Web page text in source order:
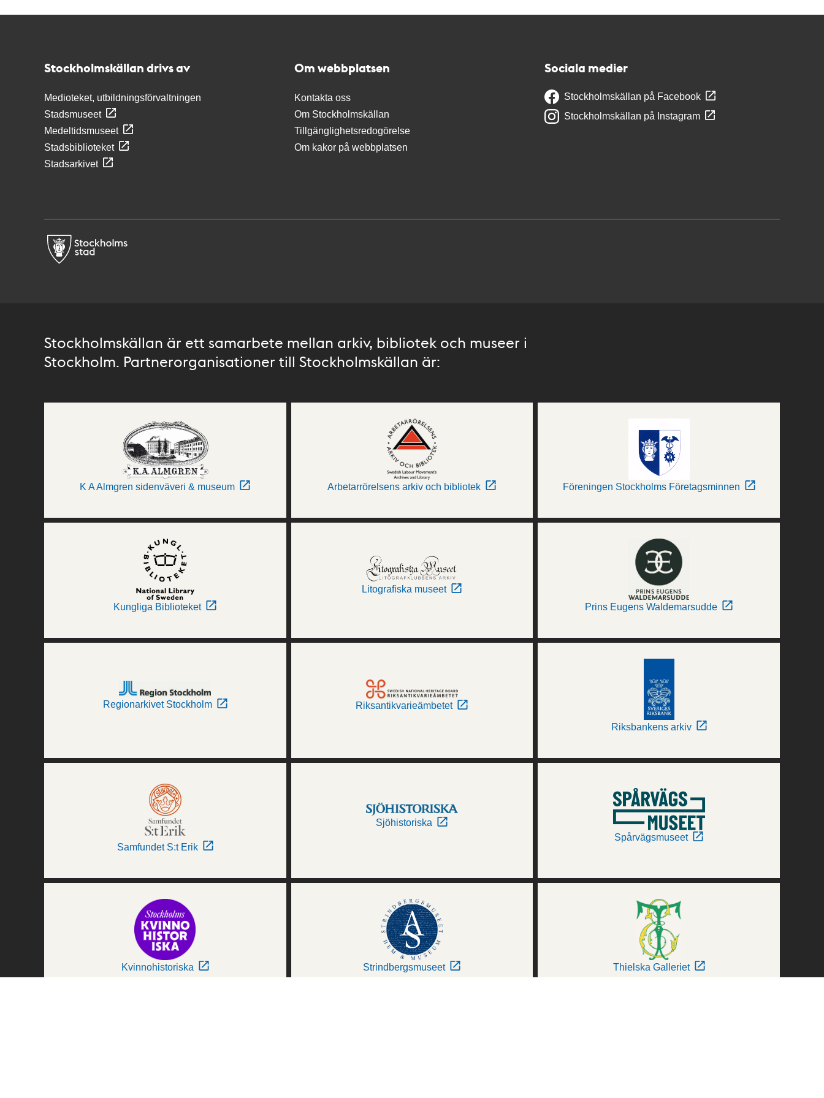
Stockholmskällan drivs av
Medioteket, utbildningsförvaltningen
Stadsmuseet
Medeltidsmuseet
Stadsbiblioteket
Stadsarkivet
Om webbplatsen
Kontakta oss
Om Stockholmskällan
Tillgänglighetsredogörelse
Om kakor på webbplatsen
Sociala medier
Stockholmskällan på Facebook
Stockholmskällan på Instagram
Stockholmskällan är ett samarbete mellan arkiv, bibliotek och museer i
Stockholm. Partnerorganisationer till Stockholmskällan är:
K A Almgren sidenväveri & museum Arbetarrörelsens arkiv och bibliotek Föreningen Stockholms Företagsminnen
Kungliga Biblioteket
Litografiska museet
Prins Eugens Waldemarsudde
Regionarkivet Stockholm Riksantikvarieämbetet
Riksbankens arkiv
Samfundet S:t Erik
Sjöhistoriska
Spårvägsmuseet
Kvinnohistoriska Strindbergsmuseet Thielska Galleriet